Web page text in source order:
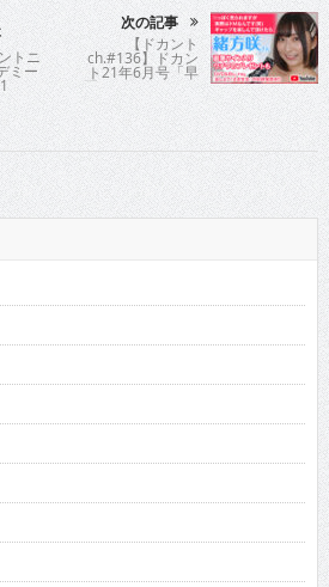
トニ
ミー
次の記事
【ドカント
ch.#136】ドカン
ト21年6月号「早
耳！エンタメ・イ
ンタビュー564」
緒方咲さんの動画
第3弾！